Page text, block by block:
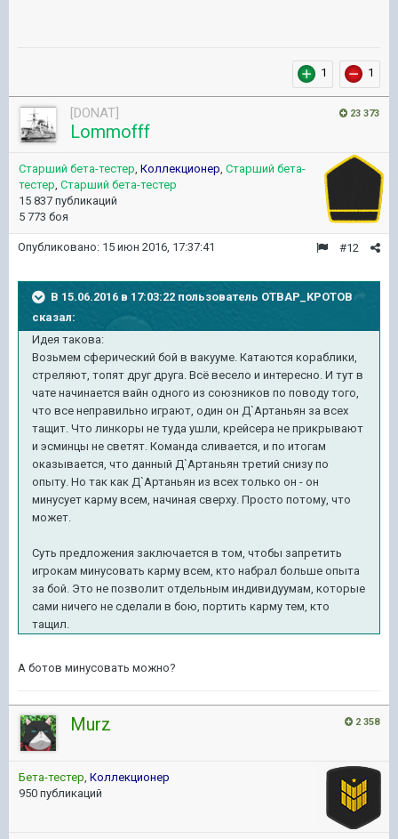
1 1
23 373
[DONAT]
Lommofff
Старший бета-тестер, Коллекционер, Старший бета-
тестер, Старший бета-тестер
15 837 публикаций
5 773 боя
#12
Опубликовано: 15 июн 2016, 17:37:41
В 15.06.2016 в 17:03:22 пользователь OTBAP_KPOTOB
сказал:
Идея такова:
Возьмем сферический бой в вакууме. Катаются кораблики,
стреляют, топят друг друга. Всё весело и интересно. И тут в
чате начинается вайн одного из союзников по поводу того,
что все неправильно играют, один он Д`Артаньян за всех
тащит. Что линкоры не туда ушли, крейсера не прикрывают
и эсминцы не светят. Команда сливается, и по итогам
оказывается, что данный Д`Артаньян третий снизу по
опыту. Но так как Д`Артаньян из всех только он - он
минусует карму всем, начиная сверху. Просто потому, что
может.
Суть предложения заключается в том, чтобы запретить
игрокам минусовать карму всем, кто набрал больше опыта
за бой. Это не позволит отдельным индивидуумам, которые
сами ничего не сделали в бою, портить карму тем, кто
тащил.
А ботов минусовать можно?
2 358
Murz
Бета-тестер, Коллекционер
950 публикаций